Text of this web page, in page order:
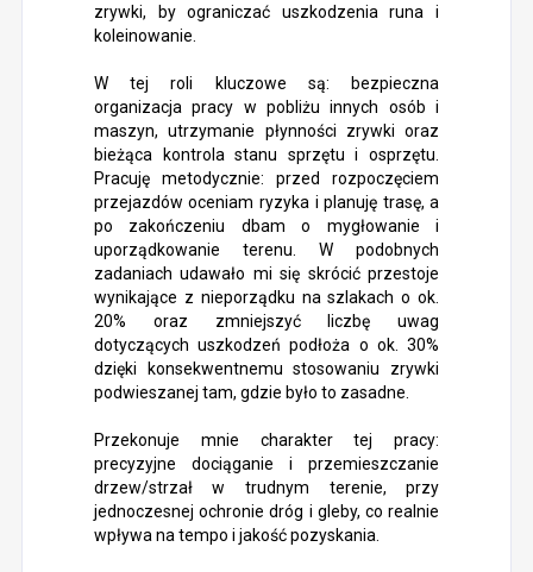
zrywki, by ograniczać uszkodzenia runa i
koleinowanie.
W tej roli kluczowe są: bezpieczna
organizacja pracy w pobliżu innych osób i
maszyn, utrzymanie płynności zrywki oraz
bieżąca kontrola stanu sprzętu i osprzętu.
Pracuję metodycznie: przed rozpoczęciem
przejazdów oceniam ryzyka i planuję trasę, a
po zakończeniu dbam o mygłowanie i
uporządkowanie terenu. W podobnych
zadaniach udawało mi się skrócić przestoje
wynikające z nieporządku na szlakach o ok.
20% oraz zmniejszyć liczbę uwag
dotyczących uszkodzeń podłoża o ok. 30%
dzięki konsekwentnemu stosowaniu zrywki
podwieszanej tam, gdzie było to zasadne.
Przekonuje mnie charakter tej pracy:
precyzyjne dociąganie i przemieszczanie
drzew/strzał w trudnym terenie, przy
jednoczesnej ochronie dróg i gleby, co realnie
wpływa na tempo i jakość pozyskania.